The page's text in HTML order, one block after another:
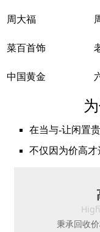
周大福
菜百首饰
中国黄金
在当与-让闲置
不仅因为价高
秉承回收